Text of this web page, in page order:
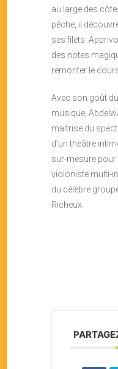
au large des
pêche, il
ses filets.
des notes
remonter le
Avec son goût
musique,
maitrise du
d’un théâtre
sur-mesure
violoniste multi-
du célèbre
Richeux.